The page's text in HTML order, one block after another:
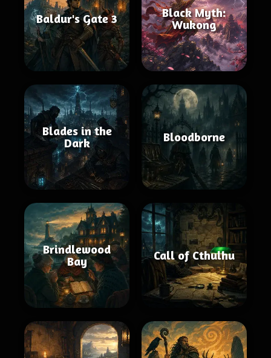
Baldur's Gate 3
Black Myth:
Wukong
Blades in the
Dark
Bloodborne
Brindlewood
Bay
Call of Cthulhu